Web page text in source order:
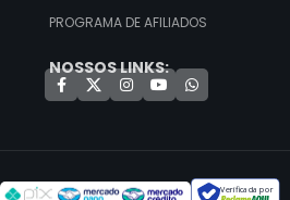
PROGRAMA DE AFILIADOS
NOSSOS LINKS:
Verificada por